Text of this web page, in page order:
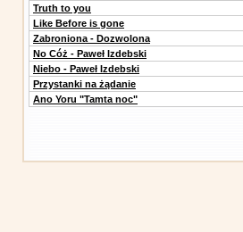
Truth to you
Like Before is gone
Zabroniona - Dozwolona
No Cóż - Paweł Izdebski
Niebo - Paweł Izdebski
Przystanki na żądanie
Ano Yoru "Tamta noc"